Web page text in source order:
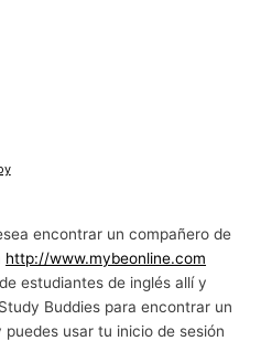
encontrar un compañero de
http://www.mybeonline.com
estudiantes de inglés allí y
Buddies para encontrar un
usar tu inicio de sesión